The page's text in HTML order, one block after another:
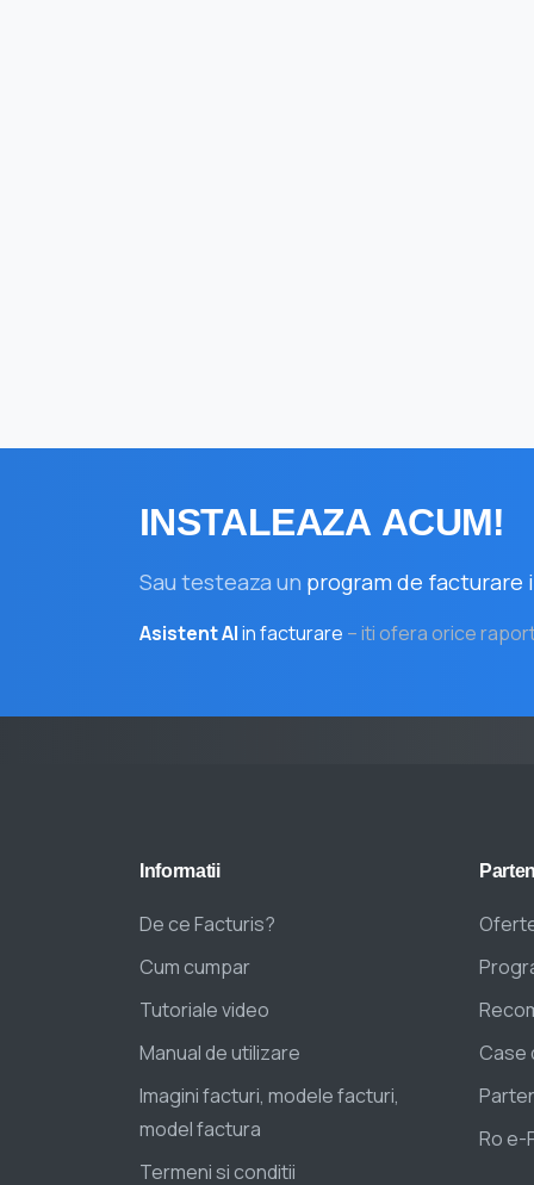
INSTALEAZA ACUM!
Sau testeaza un program de
Asistent AIin facturare – iti ofera orice
Informatii
De ce Facturis?
Cum cumpar
Tutoriale video
Manual de utilizare
Imagini facturi, modele facturi,
model factura
Termeni si conditii
Case
Ro e-